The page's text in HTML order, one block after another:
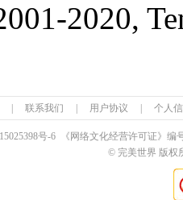
2020,
联系我们 用户协议 个人
15025398号-6 《网络文化经营许可证》编
© 完美世界 版权